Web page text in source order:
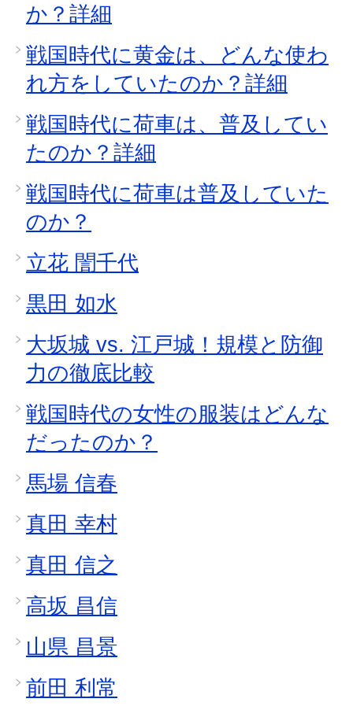
か？詳細
戦国時代に黄金は、どんな使わ
れ方をしていたのか？詳細
戦国時代に荷車は、普及してい
たのか？詳細
戦国時代に荷車は普及していた
のか？
立花 誾千代
黒田 如水
大坂城 vs. 江戸城！規模と防御
力の徹底比較
戦国時代の女性の服装はどんな
だったのか？
馬場 信春
真田 幸村
真田 信之
高坂 昌信
山県 昌景
前田 利常